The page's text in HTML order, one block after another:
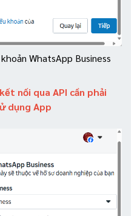
WhatsApp Business
nối qua API cần phải
dụng App